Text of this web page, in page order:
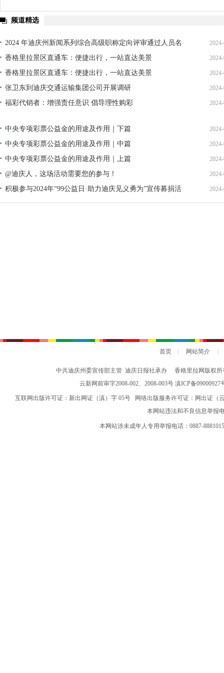
频道精选
2024 年迪庆州新闻系列综合高级职称定向评审通过人员名
单公示
香格里拉景区直通车：便捷出行，一站直达美景
香格里拉景区直通车：便捷出行，一站直达美景
张卫东到迪庆交通运输集团公司开展调研
福彩代销者：增强责任意识 倡导理性购彩
中央专项彩票公益金的用途及作用｜下篇
中央专项彩票公益金的用途及作用｜中篇
中央专项彩票公益金的用途及作用｜上篇
@迪庆人，这场活动需要您的参与！
积极参与2024年“99公益日·助力迪庆见义勇为”宣传募捐活
动倡议书